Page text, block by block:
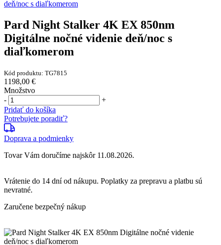
Pard Night Stalker 4K EX 850nm
Digitálne nočné videnie deň/noc s
diaľkomerom
Kód produktu: TG7815
1198,00 €
Množstvo
-
+
Pridať do košíka
Potrebujete poradiť?
Doprava a podmienky
Tovar Vám doručíme najskôr 11.08.2026.
Vrátenie do 14 dníod nákupu. Poplatky za prepravu a platbu sú
nevratné.
Zaručene bezpečný nákup